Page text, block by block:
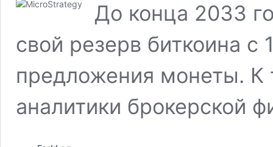
До конца 2033
свой резерв биткоина с
предложения монеты. К
аналитики брокерской